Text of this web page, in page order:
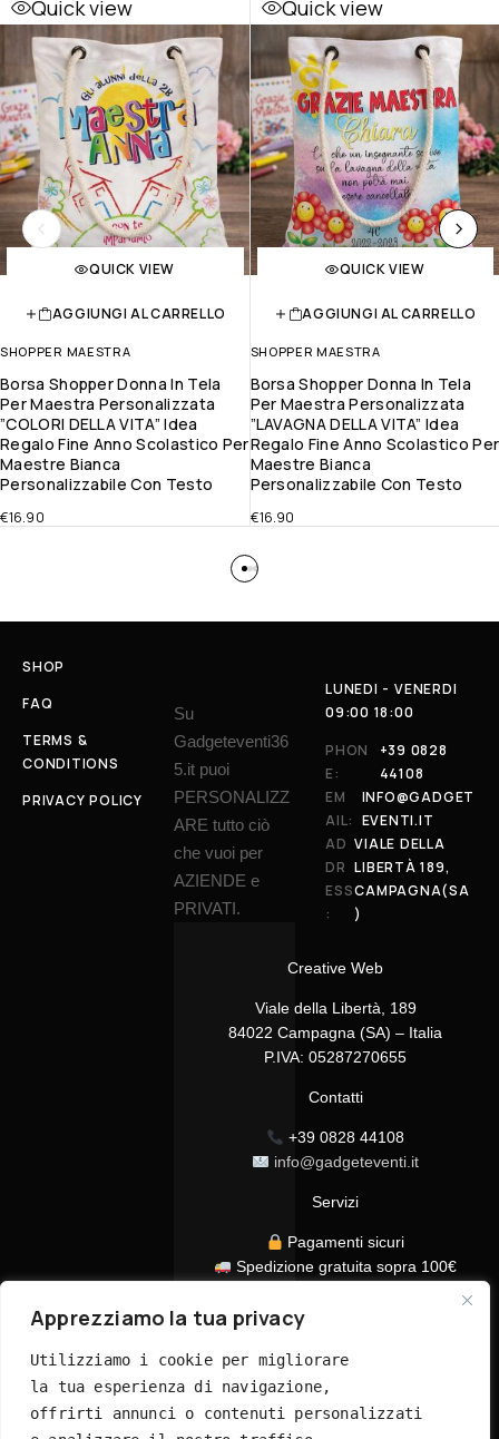
Apprezziamo la tua privacy
Utilizziamo i cookie per migliorare
la tua esperienza di navigazione,
offrirti annunci o contenuti personalizzati
Quick view
QUICK VIEW
AGGIUNGI AL CARRELLO
SHOPPER MAESTRA
Borsa Shopper Donna In Tela
Per Maestra Personalizzata
”COLORI DELLA VITA” Idea
Regalo Fine Anno Scolastico Per
Maestre Bianca
Personalizzabile Con Testo
€16.90
Quick view
QUICK VIEW
AGGIUNGI AL CARRELLO
SHOPPER MAESTRA
Borsa Shopper Donna In Tela
Per Maestra Personalizzata
”LAVAGNA DELLA VITA” Idea
Regalo Fine Anno Scolastico Per
Maestre Bianca
Personalizzabile Con Testo
€16.90
SHOP
FAQ
TERMS &
CONDITIONS
PRIVACY POLICY
Su
Gadgeteventi36
5.it puoi
PERSONALIZZ
ARE tutto ciò
che vuoi per
AZIENDE e
PRIVATI.
Creative Web
Viale della Libertà, 189
84022 Campagna (SA) – Italia
P.IVA: 05287270655
Contatti
+39 0828 44108
info@gadgeteventi.it
Servizi
Pagamenti sicuri
Spedizione gratuita sopra 100€
Assistenza clienti dedicata
LUNEDI - VENERDI
09:00 18:00
PHON
E:
+39 0828
44108
EM
AIL:
INFO@GADGET
EVENTI.IT
AD
DR
ESS
:
VIALE DELLA
LIBERTÀ 189,
CAMPAGNA(SA
)